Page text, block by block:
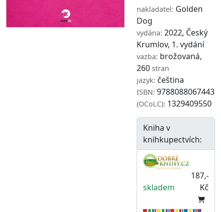
nakladatel: Golden
Dog
vydána: 2022, Český
Krumlov, 1. vydání
vazba: brožovaná,
260 stran
jazyk: čeština
ISBN: 9788088067443
(OCoLC): 1329409550
Kniha v
knihkupectvích:
skladem
187,-
Kč